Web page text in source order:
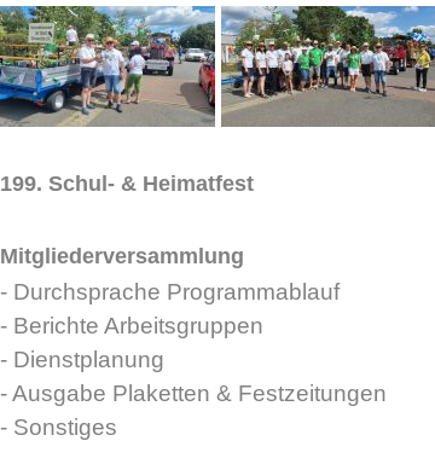
199. Schul- & Heimatfest
Mitgliederversammlung
- Durchsprache Programmablauf
- Berichte Arbeitsgruppen
- Dienstplanung
- Ausgabe Plaketten & Festzeitungen
- Sonstiges